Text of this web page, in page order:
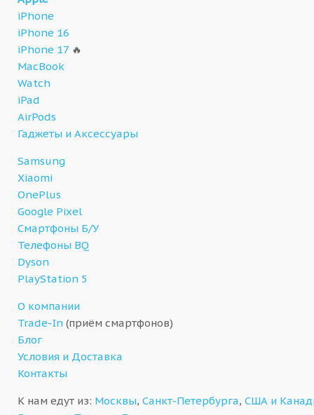
iPhone
iPhone 16
iPhone 17 🔥
MacBook
Watch
iPad
AirPods
Гаджеты и Аксессуары
Samsung
Xiaomi
OnePlus
Google Pixel
Смартфоны Б/У
Телефоны BQ
Dyson
PlayStation 5
О компании
Trade-In (приём смартфонов)
Блог
Условия и Доставка
Контакты
К нам едут из: Москвы, Санкт-Петербурга, США и